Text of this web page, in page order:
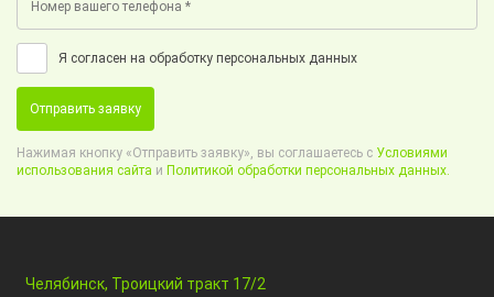
Я согласен на обработку персональных данных
Отправить заявку
Нажимая кнопку «Отправить заявку», вы соглашаетесь с Условиями
использования сайта и Политикой обработки персональных данных.
Челябинск, Троицкий тракт 17/2